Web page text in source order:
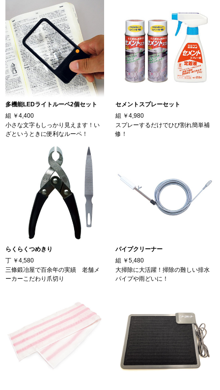
多機能LEDライトルーペ2個セット
組 ￥4,400
小さな文字もしっかり見えます！い
ざというときに便利なルーペ！
セメントスプレーセット
組 ￥4,980
スプレーするだけでひび割れ簡単補
修！
らくらくつめきり
丁 ￥4,580
三條鍛冶屋で百余年の実績 老舗メ
ーカーこだわり爪切り
パイプクリーナー
組 ￥5,480
大掃除に大活躍！掃除の難しい排水
パイプや雨どいに！